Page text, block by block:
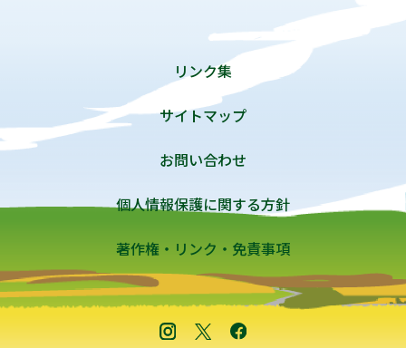
リンク集
サイトマップ
お問い合わせ
個人情報保護に関する方針
著作権・リンク・免責事項